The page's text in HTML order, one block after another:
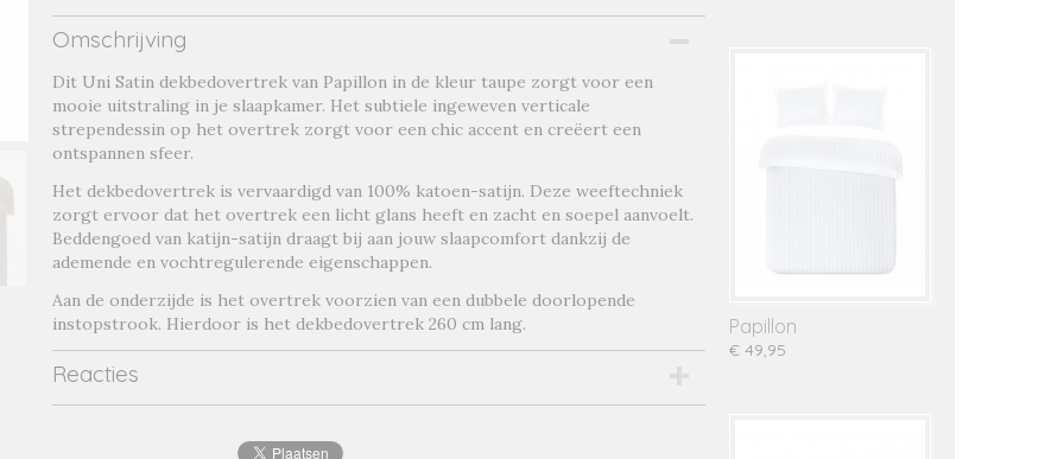
Productcode
Productcode leverancier
Omschrijving
Dit Uni Satin dekbedovertrek van Papillon in de kleur taupe zorgt voor een
mooie uitstraling in je slaapkamer. Het subtiele ingeweven verticale
strependessin op het overtrek zorgt voor een chic accent en creëert een
ontspannen sfeer.
Het dekbedovertrek is vervaardigd van 100% katoen-satijn. Deze weeftechniek
zorgt ervoor dat het overtrek een licht glans heeft en zacht en soepel aanvoelt.
Beddengoed van katijn-satijn draagt bij aan jouw slaapcomfort dankzij de
ademende en vochtregulerende eigenschappen.
Aan de onderzijde is het overtrek voorzien van een dubbele doorlopende
instopstrook. Hierdoor is het dekbedovertrek 260 cm lang.
Reacties
Papillon
€ 49,95